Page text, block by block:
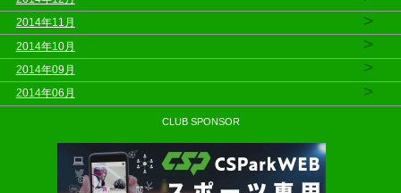
2014年11月 >
2014年10月 >
2014年09月 >
2014年06月 >
CLUB SPONSOR